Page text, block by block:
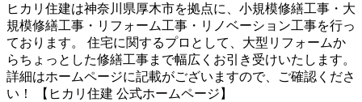
ヒカリ住建は神奈川県厚木市を拠点に、小規模修繕工事・大
規模修繕工事・リフォーム工事・リノベーション工事を行っ
ております。 住宅に関するプロとして、大型リフォームか
らちょっとした修繕工事まで幅広くお引き受けいたします。
詳細はホームページに記載がございますので、ご確認くださ
い！ 【ヒカリ住建 公式ホームページ】